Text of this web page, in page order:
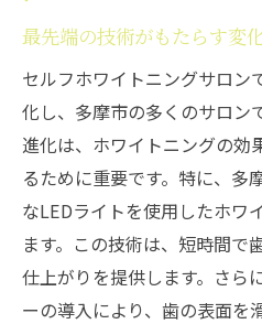
最先端の技術がもたらす変
セルフホワイトニングサロン
化し、多摩市の多くのサロン
進化は、ホワイトニングの効
るために重要です。特に、多
なLEDライトを使用したホワ
ます。この技術は、短時間で
仕上がりを提供します。さら
ーの導入により、歯の表面を